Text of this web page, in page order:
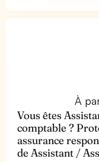
À
Vous êtes
comptable ?
assurance
de Assistant /